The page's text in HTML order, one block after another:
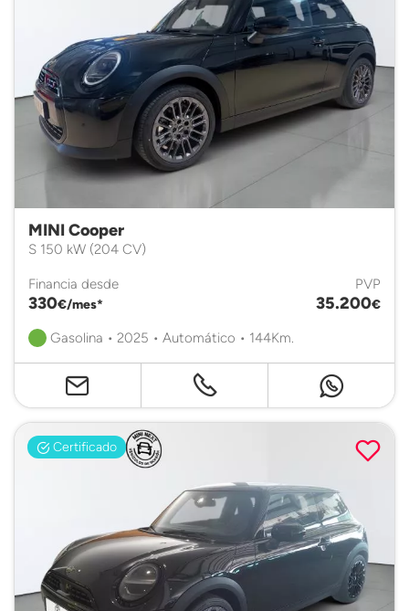
MINI Cooper
S 150 kW (204 CV)
Financia desde
330€/mes*
PVP
35.200€
Gasolina • 2025 • Automático • 144Km.
Certificado